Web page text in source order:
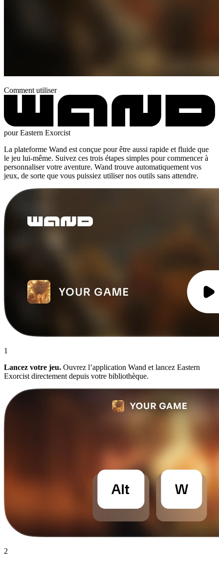
Comment utiliser
pour Eastern Exorcist
La plateforme Wand est conçue pour être aussi rapide et fluide que
le jeu lui-même. Suivez ces trois étapes simples pour commencer à
personnaliser votre aventure. Wand trouve automatiquement vos
jeux, de sorte que vous puissiez utiliser nos outils sans attendre.
1
Lancez votre jeu. Ouvrez l’application Wand et lancez Eastern
Exorcist directement depuis votre bibliothèque.
2